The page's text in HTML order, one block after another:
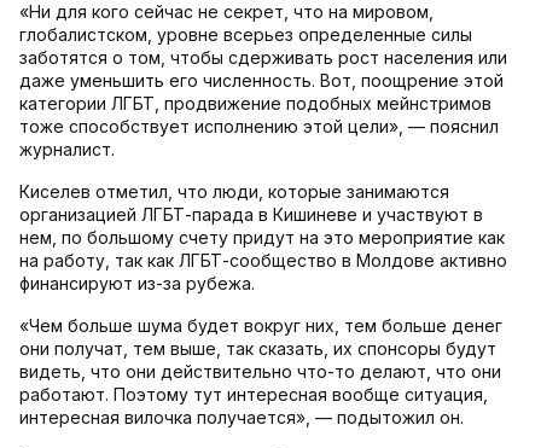
«Ни для кого сейчас не секрет, что на мировом,
глобалистском, уровне всерьез определенные силы
заботятся о том, чтобы сдерживать рост населения или
даже уменьшить его численность. Вот, поощрение этой
категории ЛГБТ, продвижение подобных мейнстримов
тоже способствует исполнению этой цели», — пояснил
журналист.
Киселев отметил, что люди, которые занимаются
организацией ЛГБТ-парада в Кишиневе и участвуют в
нем, по большому счету придут на это мероприятие как
на работу, так как ЛГБТ-сообщество в Молдове активно
финансируют из-за рубежа.
«Чем больше шума будет вокруг них, тем больше денег
они получат, тем выше, так сказать, их спонсоры будут
видеть, что они действительно что-то делают, что они
работают. Поэтому тут интересная вообще ситуация,
интересная вилочка получается», — подытожил он.